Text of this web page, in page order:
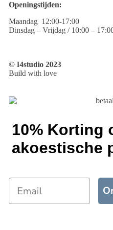
Openingstijden:
Maandag 12:00-17:00
Dinsdag – Vrijdag / 10:00 –
© I4studio 2023
Build with love
10% Korting
akoestische